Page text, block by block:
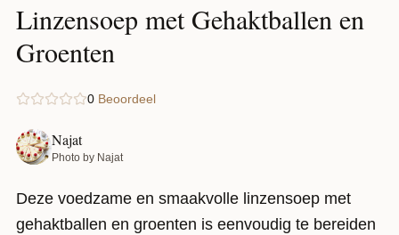
Linzensoep met Gehaktballen en
Groenten
0 Beoordeel
Najat
Photo by Najat
Deze voedzame en smaakvolle linzensoep met
gehaktballen en groenten is eenvoudig te bereiden